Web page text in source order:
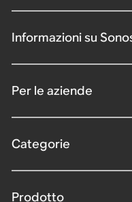
Informazioni su
Per le aziende
Categorie
Prodotto